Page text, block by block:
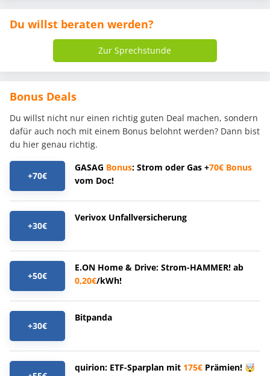
Du willst beraten werden?
Zur Sprechstunde
Bonus Deals
Du willst nicht nur einen richtig guten Deal machen, sondern
dafür auch noch mit einem Bonus belohnt werden? Dann bist
du hier genau richtig.
+70€
GASAG Bonus: Strom oder Gas +70€ Bonus
vom Doc!
+30€
Verivox Unfallversicherung
+50€
E.ON Home & Drive: Strom-HAMMER! ab
0,20€/kWh!
+30€
Bitpanda
quirion: ETF-Sparplan mit 175€ Prämien! 🤯